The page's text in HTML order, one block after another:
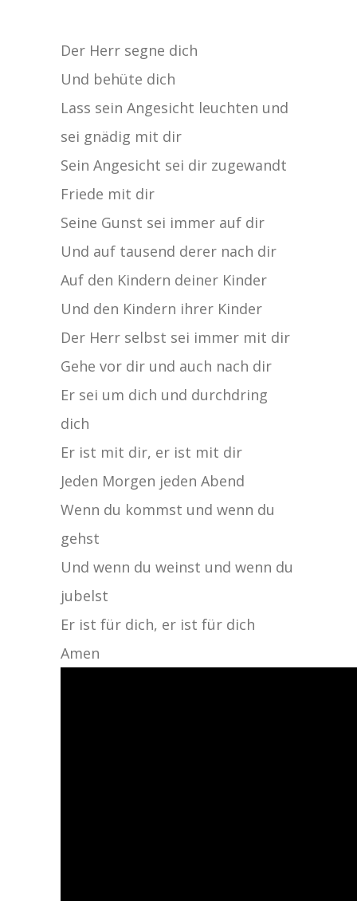
Der Herr segne dich
Und behüte dich
Lass sein Angesicht leuchten und
sei gnädig mit dir
Sein Angesicht sei dir zugewandt
Friede mit dir
Seine Gunst sei immer auf dir
Und auf tausend derer nach dir
Auf den Kindern deiner Kinder
Und den Kindern ihrer Kinder
Der Herr selbst sei immer mit dir
Gehe vor dir und auch nach dir
Er sei um dich und durchdring
dich
Er ist mit dir, er ist mit dir
Jeden Morgen jeden Abend
Wenn du kommst und wenn du
gehst
Und wenn du weinst und wenn du
jubelst
Er ist für dich, er ist für dich
Amen